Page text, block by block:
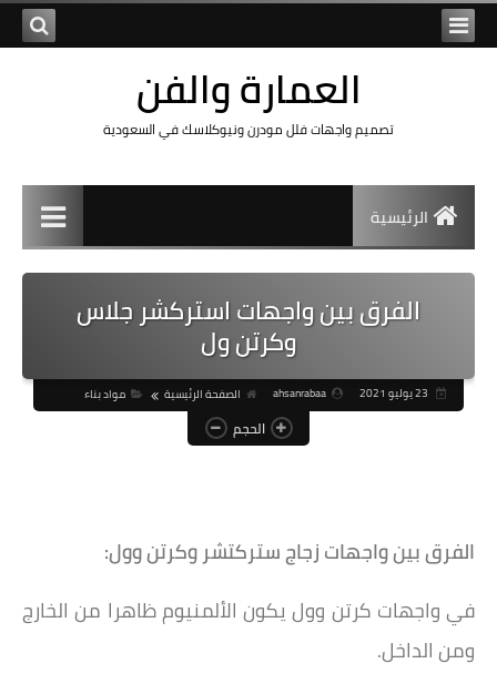
العمارة والفن
تصميم واجهات فلل مودرن ونيوكلاسك في السعودية
الرئيسية
الفرق بين واجهات استركشر جلاس
وكرتن ول
ahsanrabaa الصفحة الرئيسية مواد بناء
الحجم
‏الفرق بين واجهات زجاج ستركتشر وكرتن وول:
في واجهات كرتن وول يكون الألمنيوم ظاهرا من الخارج
ومن الداخل.